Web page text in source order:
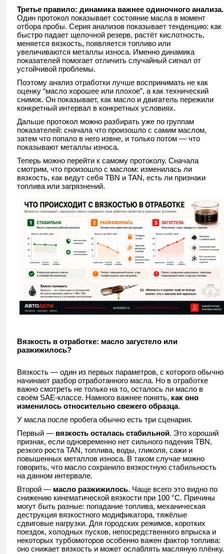
Третье правило: динамика важнее одиночного анализа.
Один протокол показывает состояние масла в момент
отбора пробы. Серия анализов показывает тенденцию: как
быстро падает щелочной резерв, растёт кислотность,
меняется вязкость, появляется топливо или
увеличиваются металлы износа. Именно динамика
показателей помогает отличить случайный сигнал от
устойчивой проблемы.
Поэтому анализ отработки лучше воспринимать не как
оценку “масло хорошее или плохое”, а как технический
снимок. Он показывает, как масло и двигатель пережили
конкретный интервал в конкретных условиях.
Дальше протокол можно разбирать уже по группам
показателей: сначала что произошло с самим маслом,
затем что попало в него извне, и только потом — что
показывают металлы износа.
Теперь можно перейти к самому протоколу. Сначала
смотрим, что произошло с маслом: изменилась ли
вязкость, как ведут себя TBN и TAN, есть ли признаки
топлива или загрязнений.
Вязкость в отработке: масло загустело или
разжижилось?
Вязкость — один из первых параметров, с которого обычно
начинают разбор отработанного масла. Но в отработке
важно смотреть не только на то, осталось ли масло в
своём SAE-классе. Намного важнее понять, как оно
изменилось относительно свежего образца.
У масла после пробега обычно есть три сценария.
Первый — вязкость осталась стабильной. Это хороший
признак, если одновременно нет сильного падения TBN,
резкого роста TAN, топлива, воды, гликоля, сажи и
повышенных металлов износа. В таком случае можно
говорить, что масло сохранило вязкостную стабильность
на данном интервале.
Второй — масло разжижилось. Чаще всего это видно по
снижению кинематической вязкости при 100 °C. Причины
могут быть разные: попадание топлива, механическая
деструкция вязкостного модификатора, тяжёлые
сдвиговые нагрузки. Для городских режимов, коротких
поездок, холодных пусков, непосредственного впрыска и
некоторых турбомоторов особенно важен фактор топлива:
оно снижает вязкость и может ослаблять масляную плёнку.